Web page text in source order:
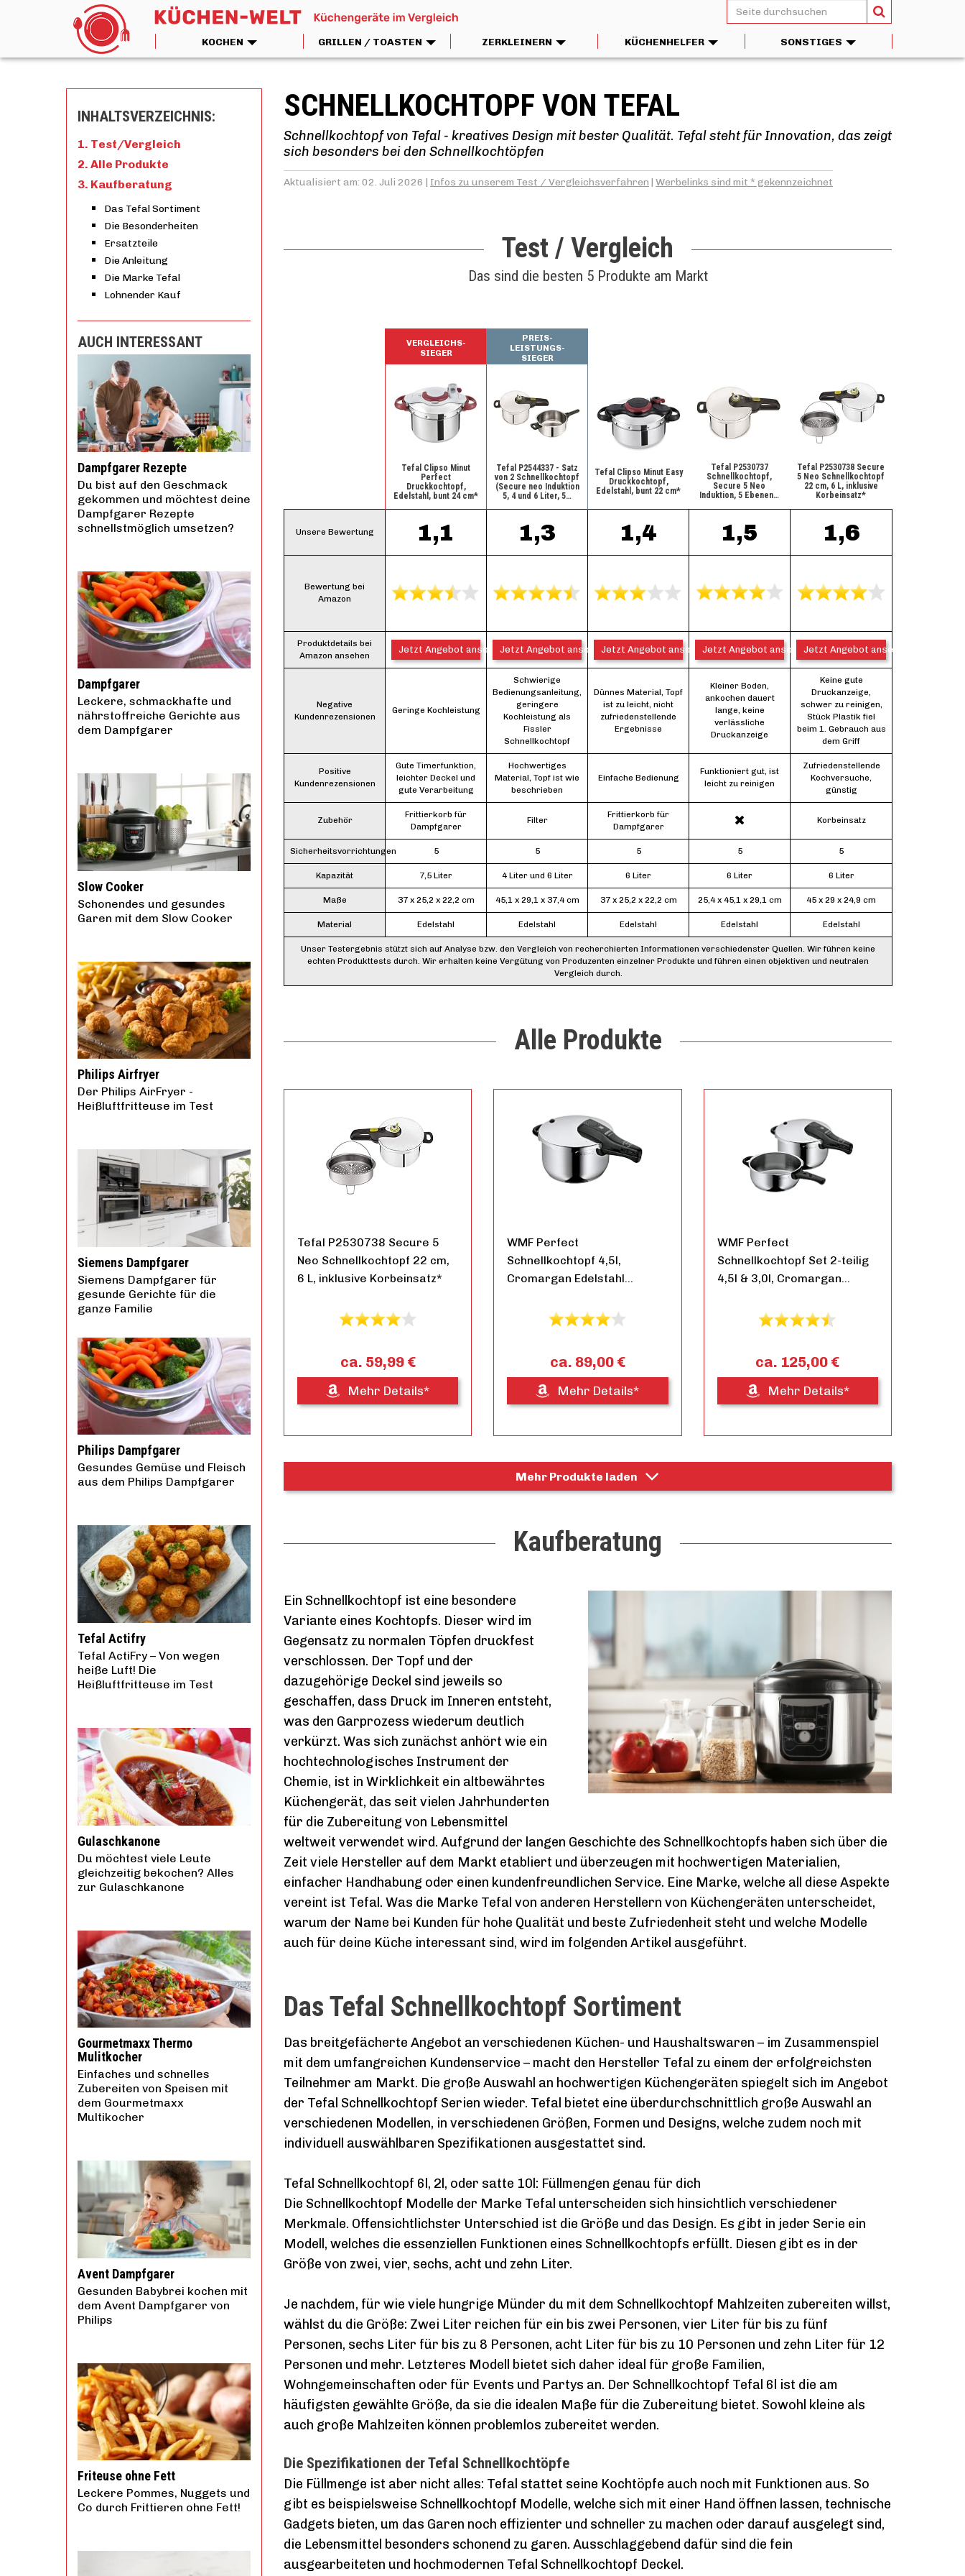
KOCHEN GRILLEN / TOASTEN ZERKLEINERN KÜCHENHELFER SONSTIGES
INHALTSVERZEICHNIS:
Test/Vergleich
Alle Produkte
Kaufberatung
Das Tefal Sortiment
Die Besonderheiten
Ersatzteile
Die Anleitung
Die Marke Tefal
Lohnender Kauf
AUCH INTERESSANT
Dampfgarer Rezepte
Du bist auf den Geschmack
gekommen und möchtest deine
Dampfgarer Rezepte
schnellstmöglich umsetzen?
Dampfgarer
Leckere, schmackhafte und
nährstoffreiche Gerichte aus
dem Dampfgarer
Slow Cooker
Schonendes und gesundes
Garen mit dem Slow Cooker
Philips Airfryer
Der Philips AirFryer -
Heißluftfritteuse im Test
Siemens Dampfgarer
Siemens Dampfgarer für
gesunde Gerichte für die
ganze Familie
Philips Dampfgarer
Gesundes Gemüse und Fleisch
aus dem Philips Dampfgarer
Tefal Actifry
Tefal ActiFry – Von wegen
heiße Luft! Die
Heißluftfritteuse im Test
Gulaschkanone
Du möchtest viele Leute
gleichzeitig bekochen? Alles
zur Gulaschkanone
Gourmetmaxx Thermo
Mulitkocher
Einfaches und schnelles
Zubereiten von Speisen mit
dem Gourmetmaxx
Multikocher
Avent Dampfgarer
Gesunden Babybrei kochen mit
dem Avent Dampfgarer von
Philips
Friteuse ohne Fett
Leckere Pommes, Nuggets und
Co durch Frittieren ohne Fett!
SCHNELLKOCHTOPF VON TEFAL
Schnellkochtopf von Tefal - kreatives Design mit bester Qualität. Tefal steht für Innovation, das zeigt
sich besonders bei den Schnellkochtöpfen
Aktualisiert am: 02. Juli 2026 | Infos zu unserem Test / Vergleichsverfahren | Werbelinks sind mit * gekennzeichnet
Test / Vergleich
Das sind die besten 5 Produkte am Markt
VERGLEICHS-
SIEGER
Tefal Clipso Minut
Perfect
Druckkochtopf,
Edelstahl, bunt 24 cm*
PREIS-
LEISTUNGS-
SIEGER
Tefal P2544337 - Satz
von 2 Schnellkochtopf
(Secure neo Induktion
5, 4 und 6 Liter, 5…
Tefal Clipso Minut Easy
Druckkochtopf,
Edelstahl, bunt 22 cm*
Tefal P2530737
Schnellkochtopf,
Secure 5 Neo
Induktion, 5 Ebenen…
Tefal P2530738 Secure
5 Neo Schnellkochtopf
22 cm, 6 L, inklusive
Korbeinsatz*
Unsere Bewertung 1,1 1,3 1,4 1,5 1,6
Bewertung bei
Amazon
Produktdetails bei
Amazon ansehen
Jetzt Angebot ansehen*Jetzt Angebot ansehen*Jetzt Angebot ansehen*Jetzt Angebot ansehen*Jetzt Angebot ansehen*
Negative
Kundenrezensionen
Geringe Kochleistung
Schwierige
Bedienungsanleitung,
geringere
Kochleistung als
Fissler
Schnellkochtopf
Dünnes Material, Topf
ist zu leicht, nicht
zufriedenstellende
Ergebnisse
Kleiner Boden,
ankochen dauert
lange, keine
verlässliche
Druckanzeige
Keine gute
Druckanzeige,
schwer zu reinigen,
Stück Plastik fiel
beim 1. Gebrauch aus
dem Griff
Positive
Kundenrezensionen
Gute Timerfunktion,
leichter Deckel und
gute Verarbeitung
Hochwertiges
Material, Topf ist wie
beschrieben
Einfache Bedienung
Funktioniert gut, ist
leicht zu reinigen
Zufriedenstellende
Kochversuche,
günstig
Zubehör
Frittierkorb für
Dampfgarer
Filter
Frittierkorb für
Dampfgarer
Korbeinsatz
Sicherheitsvorrichtungen 5 5 5 5 5
Kapazität 7,5 Liter 4 Liter und 6 Liter 6 Liter 6 Liter 6 Liter
Maße 37 x 25,2 x 22,2 cm 45,1 x 29,1 x 37,4 cm 37 x 25,2 x 22,2 cm 25,4 x 45,1 x 29,1 cm 45 x 29 x 24,9 cm
Material Edelstahl Edelstahl Edelstahl Edelstahl Edelstahl
Unser Testergebnis stützt sich auf Analyse bzw. den Vergleich von recherchierten Informationen verschiedenster Quellen. Wir führen keine
echten Produkttests durch. Wir erhalten keine Vergütung von Produzenten einzelner Produkte und führen einen objektiven und neutralen
Vergleich durch.
Alle Produkte
Tefal P2530738 Secure 5
Neo Schnellkochtopf 22 cm,
6 L, inklusive Korbeinsatz*
ca. 59,99 €
Mehr Details*
WMF Perfect
Schnellkochtopf 4,5l,
Cromargan Edelstahl…
ca. 89,00 €
Mehr Details*
WMF Perfect
Schnellkochtopf Set 2-teilig
4,5l & 3,0l, Cromargan…
ca. 125,00 €
Mehr Details*
Mehr Produkte laden
Kaufberatung
Ein Schnellkochtopf ist eine besondere
Variante eines Kochtopfs. Dieser wird im
Gegensatz zu normalen Töpfen druckfest
verschlossen. Der Topf und der
dazugehörige Deckel sind jeweils so
geschaffen, dass Druck im Inneren entsteht,
was den Garprozess wiederum deutlich
verkürzt. Was sich zunächst anhört wie ein
hochtechnologisches Instrument der
Chemie, ist in Wirklichkeit ein altbewährtes
Küchengerät, das seit vielen Jahrhunderten
für die Zubereitung von Lebensmittel
weltweit verwendet wird. Aufgrund der langen Geschichte des Schnellkochtopfs haben sich über die
Zeit viele Hersteller auf dem Markt etabliert und überzeugen mit hochwertigen Materialien,
einfacher Handhabung oder einen kundenfreundlichen Service. Eine Marke, welche all diese Aspekte
vereint ist Tefal. Was die Marke Tefal von anderen Herstellern von Küchengeräten unterscheidet,
warum der Name bei Kunden für hohe Qualität und beste Zufriedenheit steht und welche Modelle
auch für deine Küche interessant sind, wird im folgenden Artikel ausgeführt.
Das Tefal Schnellkochtopf Sortiment
Das breitgefächerte Angebot an verschiedenen Küchen- und Haushaltswaren – im Zusammenspiel
mit dem umfangreichen Kundenservice – macht den Hersteller Tefal zu einem der erfolgreichsten
Teilnehmer am Markt. Die große Auswahl an hochwertigen Küchengeräten spiegelt sich im Angebot
der Tefal Schnellkochtopf Serien wieder. Tefal bietet eine überdurchschnittlich große Auswahl an
verschiedenen Modellen, in verschiedenen Größen, Formen und Designs, welche zudem noch mit
individuell auswählbaren Spezifikationen ausgestattet sind.
Tefal Schnellkochtopf 6l, 2l, oder satte 10l: Füllmengen genau für dich
Die Schnellkochtopf Modelle der Marke Tefal unterscheiden sich hinsichtlich verschiedener
Merkmale. Offensichtlichster Unterschied ist die Größe und das Design. Es gibt in jeder Serie ein
Modell, welches die essenziellen Funktionen eines Schnellkochtopfs erfüllt. Diesen gibt es in der
Größe von zwei, vier, sechs, acht und zehn Liter.
Je nachdem, für wie viele hungrige Münder du mit dem Schnellkochtopf Mahlzeiten zubereiten willst,
wählst du die Größe: Zwei Liter reichen für ein bis zwei Personen, vier Liter für bis zu fünf
Personen, sechs Liter für bis zu 8 Personen, acht Liter für bis zu 10 Personen und zehn Liter für 12
Personen und mehr. Letzteres Modell bietet sich daher ideal für große Familien,
Wohngemeinschaften oder für Events und Partys an. Der Schnellkochtopf Tefal 6l ist die am
häufigsten gewählte Größe, da sie die idealen Maße für die Zubereitung bietet. Sowohl kleine als
auch große Mahlzeiten können problemlos zubereitet werden.
Die Spezifikationen der Tefal Schnellkochtöpfe
Die Füllmenge ist aber nicht alles: Tefal stattet seine Kochtöpfe auch noch mit Funktionen aus. So
gibt es beispielsweise Schnellkochtopf Modelle, welche sich mit einer Hand öffnen lassen, technische
Gadgets bieten, um das Garen noch effizienter und schneller zu machen oder darauf ausgelegt sind,
die Lebensmittel besonders schonend zu garen. Ausschlaggebend dafür sind die fein
ausgearbeiteten und hochmodernen Tefal Schnellkochtopf Deckel.